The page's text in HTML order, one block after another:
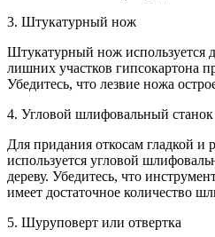
3. Штукатурный нож
Штукатурный нож используется
лишних участков гипсокартона
Убедитесь, что лезвие ножа
4. Угловой шлифовальный
Для придания откосам гладкой и
используется угловой
дереву. Убедитесь, что
имеет достаточное количество
5. Шуруповерт или отвертка